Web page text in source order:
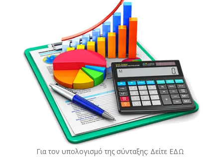
Για τον υπολογισμό της σύνταξης: Δείτε ΕΔΩ